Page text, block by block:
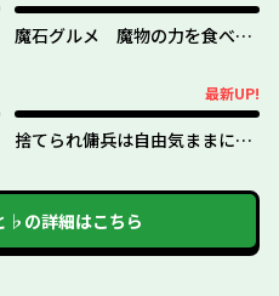
魔石グルメ 魔物の力を食べた
最新UP!
捨てられ傭兵は自由気ままに生
♭ の詳細はこちら